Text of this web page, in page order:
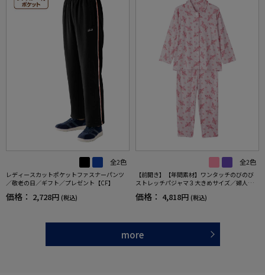
全2色
レディースカットポケットファスナーパンツ
／敬老の日／ギフト／プレゼント【CF】
価格： 2,728円 (税込)
全2色
【前開き】【年間素材】ワンタッチのびのび
ストレッチパジャマ３大きめサイズ／婦人用
／レディース／高齢者／シニア／通年／オー
ルシーズン／寝巻／着脱しやすい／名前記入
価格： 4,818円 (税込)
more